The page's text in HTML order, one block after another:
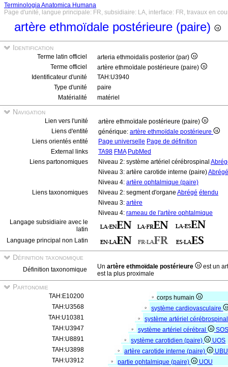
Terminologia Anatomica Humana
Page d'unité, langue principale: FR, subsidiaire: LA, interface: FR, travaux en
artère ethmoïdale postérieure (paire)
Identification
Terme latin officiel
arteria ethmoidalis posterior (par)
Terme officiel
artère ethmoïdale postérieure (paire)
Identificateur d'unité
TAH:U3940
Type d'unité
paire
Matérialité
matériel
Navigation
Lien vers l'unité
artère ethmoïdale postérieure (paire)
Liens d'entité
générique: artère ethmoïdale postérieure
Liens orientés entité
Page universelle Page de définition
External links
TA98 FMA PubMed
Liens partonomiques
Niveau 2: système artériel cérébrospinal
Niveau 3: artère carotide interne (paire)Abrégé
Niveau 4: artère ophtalmique (paire)
Liens taxonomiques
Niveau 2: segment d'organe Abrégé étendu
Niveau 3: artère
Niveau 4: rameau de l'artère ophtalmique
Langage subsidiaire avec le
latin
Language principal non Latin
Définition taxonomique
Définition taxonomique Un artère ethmoïdale postérieure
est un
est la plus proximale
Partonomie
TAH:E10200
corps humain
TAH:U3568
système cardiovasculaire
TAH:U10381
système artériel
TAH:U3947
système artériel cérébral
SOS
TAH:U8891
système carotidien (paire)
UOS
TAH:U3898
artère carotide interne (paire)
UBU
TAH:U3912
partie ophtalmique (paire)
UOU